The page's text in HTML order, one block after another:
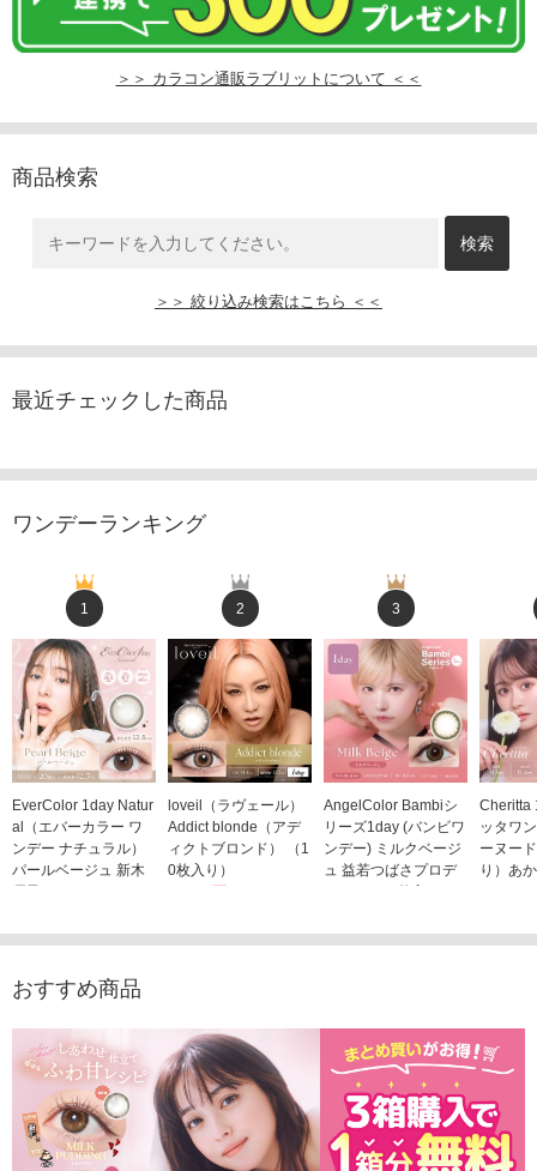
＞＞ カラコン通販ラブリットについて ＜＜
商品検索
＞＞ 絞り込み検索はこちら ＜＜
最近チェックした商品
ワンデーランキング
1
EverColor 1day Natur
al（エバーカラー ワ
ンデー ナチュラル）
パールベージュ 新木
優子イメージモデルカ
2,598円(税込)
2
loveil（ラヴェール）
Addict blonde（アデ
ィクトブロンド） （1
0枚入り）
3
AngelColor Bambiシ
リーズ1day (バンビワ
ンデー) ミルクベージ
ュ 益若つばさプロデ
ュース（10枚入り）
Cheritta
ッタワ
ーヌー
り）あ
おすすめ商品